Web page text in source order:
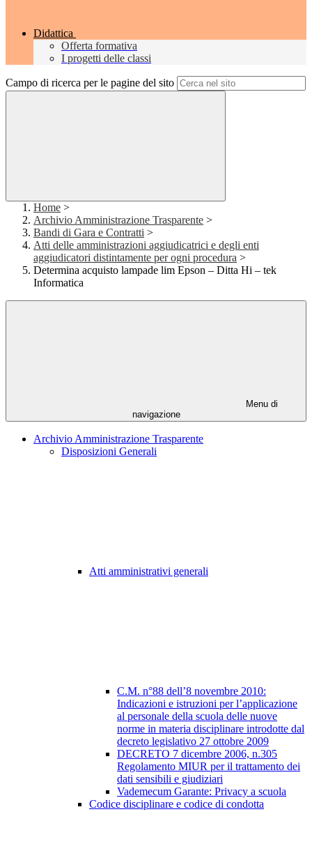
Didattica
Offerta formativa
I progetti delle classi
Campo di ricerca per le pagine del sito
Home >
Archivio Amministrazione Trasparente >
Bandi di Gara e Contratti >
Atti delle amministrazioni aggiudicatrici e degli enti
aggiudicatori distintamente per ogni procedura >
Determina acquisto lampade lim Epson – Ditta Hi – tek
Informatica
Menu di
navigazione
Archivio Amministrazione Trasparente
Disposizioni Generali
Atti amministrativi generali
C.M. n°88 dell’8 novembre 2010:
Indicazioni e istruzioni per l’applicazione
al personale della scuola delle nuove
norme in materia disciplinare introdotte dal
decreto legislativo 27 ottobre 2009
DECRETO 7 dicembre 2006, n.305
Regolamento MIUR per il trattamento dei
dati sensibili e giudiziari
Vademecum Garante: Privacy a scuola
Codice disciplinare e codice di condotta